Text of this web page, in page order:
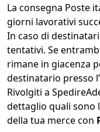
La consegna Poste
giorni lavorativi
In caso di
tentativi. Se
rimane in giacenza
destinatario presso
Rivolgiti a
dettaglio quali sono
della tua merce con